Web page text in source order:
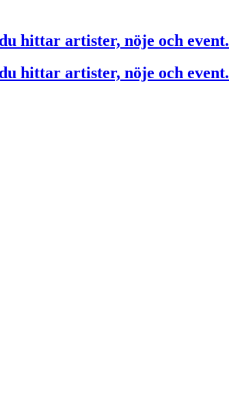
hittar artister, nöje och event.
hittar artister, nöje och event.